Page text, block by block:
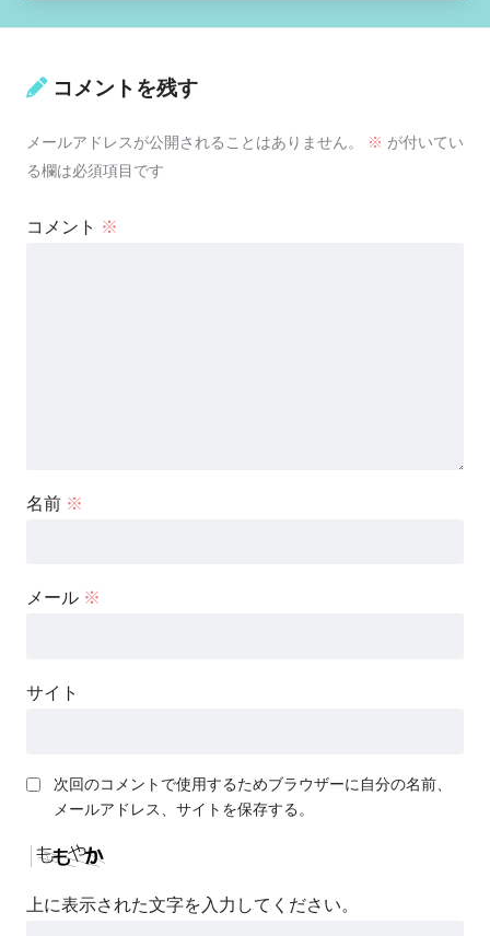
コメントを残す
メールアドレスが公開されることはありません。 ※ が付いてい
る欄は必須項目です
コメント ※
名前 ※
メール ※
サイト
次回のコメントで使用するためブラウザーに自分の名前、
メールアドレス、サイトを保存する。
上に表示された文字を入力してください。